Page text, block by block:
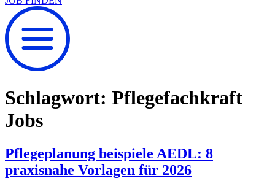
Schlagwort: Pflegefachkraft
Jobs
Pflegeplanung beispiele AEDL: 8
praxisnahe Vorlagen für 2026